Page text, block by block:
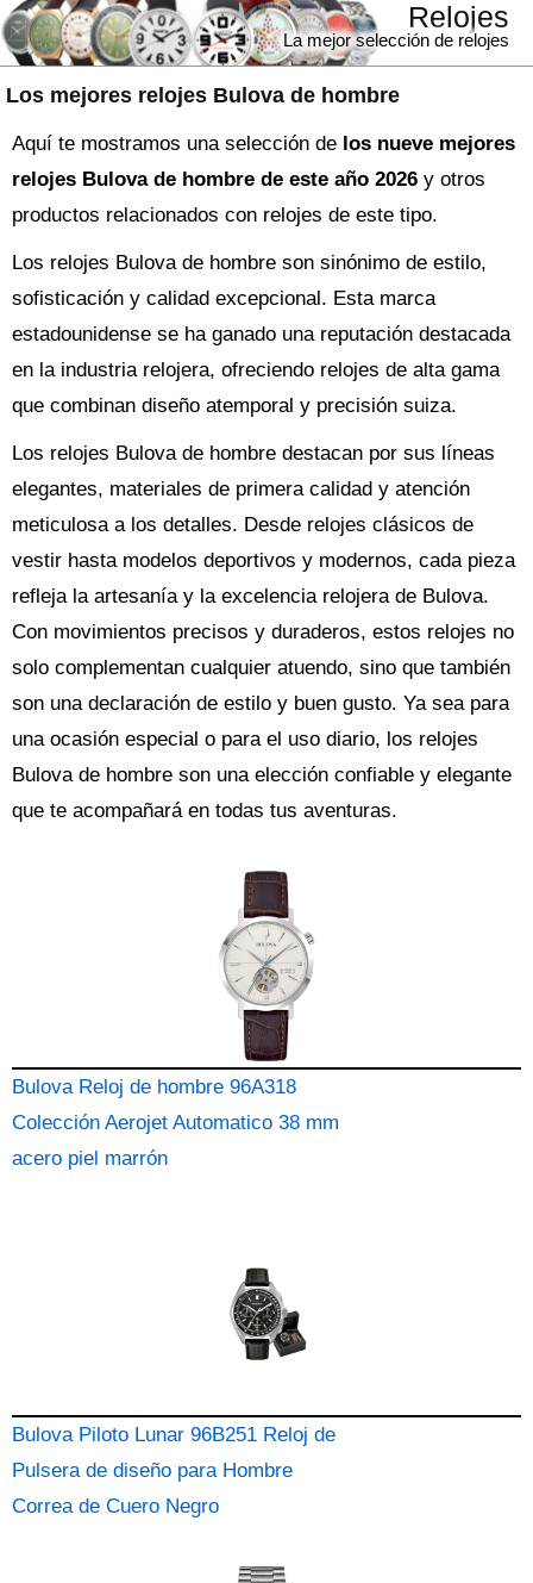
Los mejores relojes Bulova de hombre
Relojes
La mejor selección de relojes
Aquí te mostramos una selección de los nueve mejores
relojes Bulova de hombre de este año 2026 y otros
productos relacionados con relojes de este tipo.
Los relojes Bulova de hombre son sinónimo de estilo,
sofisticación y calidad excepcional. Esta marca
estadounidense se ha ganado una reputación destacada
en la industria relojera, ofreciendo relojes de alta gama
que combinan diseño atemporal y precisión suiza.
Los relojes Bulova de hombre destacan por sus líneas
elegantes, materiales de primera calidad y atención
meticulosa a los detalles. Desde relojes clásicos de
vestir hasta modelos deportivos y modernos, cada pieza
refleja la artesanía y la excelencia relojera de Bulova.
Con movimientos precisos y duraderos, estos relojes no
solo complementan cualquier atuendo, sino que también
son una declaración de estilo y buen gusto. Ya sea para
una ocasión especial o para el uso diario, los relojes
Bulova de hombre son una elección confiable y elegante
que te acompañará en todas tus aventuras.
Bulova Reloj de hombre 96A318
Colección Aerojet Automatico 38 mm
acero piel marrón
Bulova Piloto Lunar 96B251 Reloj de
Pulsera de diseño para Hombre
Correa de Cuero Negro